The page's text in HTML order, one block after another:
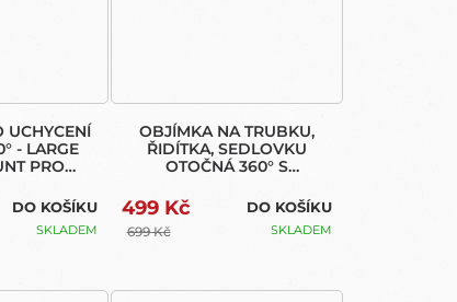
UCHYCENÍ
- LARGE
PRO
DO KOŠÍKU
SKLADEM
OBJÍMKA NA TRUBKU,
ŘIDÍTKA, SEDLOVKU
OTOČNÁ 360° S
499 Kč
699 Kč
DO KOŠÍKU
SKLADEM